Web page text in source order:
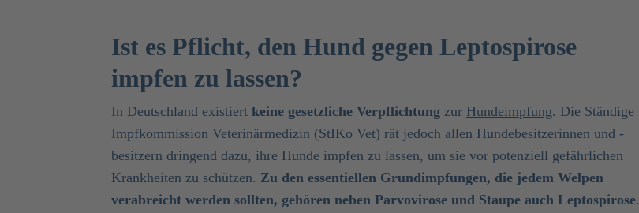
Ist es Pflicht, den Hund gegen Leptospirose
impfen zu lassen?
In Deutschland existiert keine gesetzliche Verpflichtung zur Hundeimpfung. Die Ständige
Impfkommission Veterinärmedizin (StIKo Vet) rät jedoch allen Hundebesitzerinnen und -
besitzern dringend dazu, ihre Hunde impfen zu lassen, um sie vor potenziell gefährlichen
Krankheiten zu schützen. Zu den essentiellen Grundimpfungen, die jedem Welpen
verabreicht werden sollten, gehören neben Parvovirose und Staupe auch Leptospirose.